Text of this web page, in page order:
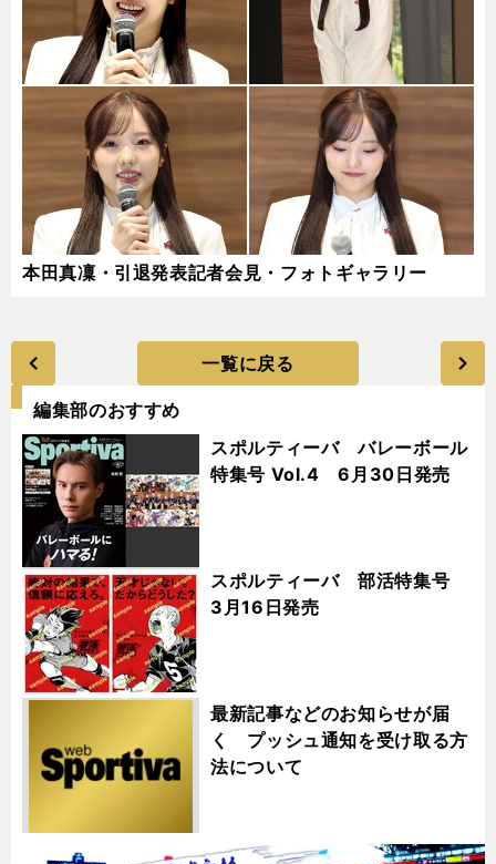
本田真凜・引退発表記者会見・フォトギャラリー
一覧に戻る
編集部のおすすめ
スポルティーバ バレーボール
特集号 Vol.4 6月30日発売
スポルティーバ 部活特集号
3月16日発売
最新記事などのお知らせが届
く プッシュ通知を受け取る方
法について